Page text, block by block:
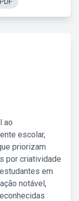
ao
escolar,
priorizam
por criatividade
em
notável,